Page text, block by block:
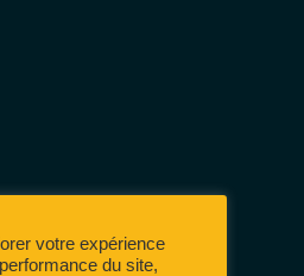
votre expérience
du site,